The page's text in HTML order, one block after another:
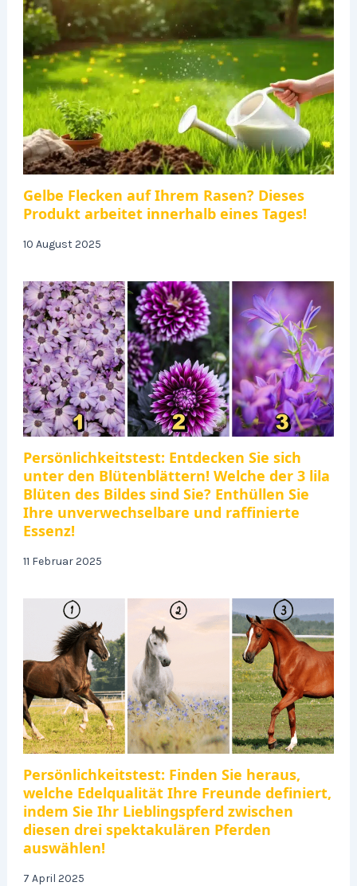
Gelbe Flecken auf Ihrem Rasen? Dieses
Produkt arbeitet innerhalb eines Tages!
10 August 2025
Persönlichkeitstest: Entdecken Sie sich
unter den Blütenblättern! Welche der 3 lila
Blüten des Bildes sind Sie? Enthüllen Sie
Ihre unverwechselbare und raffinierte
Essenz!
11 Februar 2025
Persönlichkeitstest: Finden Sie heraus,
welche Edelqualität Ihre Freunde definiert,
indem Sie Ihr Lieblingspferd zwischen
diesen drei spektakulären Pferden
auswählen!
7 April 2025